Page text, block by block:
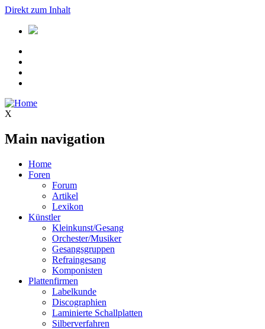
Direkt zum Inhalt
X
Main navigation
Home
Foren
Forum
Artikel
Lexikon
Künstler
Kleinkunst/Gesang
Orchester/Musiker
Gesangsgruppen
Refraingesang
Komponisten
Plattenfirmen
Labelkunde
Discographien
Laminierte Schallplatten
Silberverfahren